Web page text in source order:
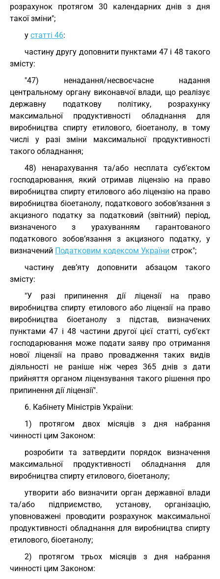
розрахунок протягом 30 календарних днів з дня
такої зміни";
у статті 46:
частину другу доповнити пунктами 47 і 48 такого
змісту:
"47) ненадання/несвоєчасне надання
центральному органу виконавчої влади, що реалізує
державну податкову політику, розрахунку
максимальної продуктивності обладнання для
виробництва спирту етилового, біоетанолу, в тому
числі у разі зміни максимальної продуктивності
такого обладнання;
48) ненарахування та/або несплата суб’єктом
господарювання, який отримав ліцензію на право
виробництва спирту етилового або ліцензію на право
виробництва біоетанолу, податкового зобов’язання з
акцизного податку за податковий (звітний) період,
визначеного з урахуванням гарантованого
податкового зобов’язання з акцизного податку, у
визначений Податковим кодексом України строк";
частину дев’яту доповнити абзацом такого
змісту:
"У разі припинення дії ліцензії на право
виробництва спирту етилового або ліцензії на право
виробництва біоетанолу з підстав, визначених
пунктами 47 і 48 частини другої цієї статті, суб’єкт
господарювання може подати заяву про отримання
нової ліцензії на право провадження таких видів
діяльності не раніше ніж через 365 днів з дати
прийняття органом ліцензування такого рішення про
припинення дії ліцензії".
6. Кабінету Міністрів України:
1) протягом двох місяців з дня набрання
чинності цим Законом:
розробити та затвердити порядок визначення
максимальної продуктивності обладнання для
виробництва спирту етилового, біоетанолу;
утворити або визначити орган державної влади
та/або підприємство, установу, організацію,
уповноважені проводити розрахунок максимальної
продуктивності обладнання для виробництва спирту
етилового, біоетанолу;
2) протягом трьох місяців з дня набрання
чинності цим Законом: